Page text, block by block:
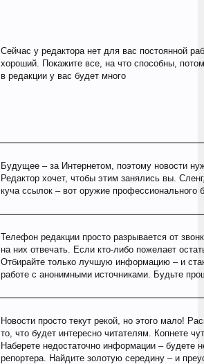
Сейчас у редактора нет для вас постоянной
хороший. Покажите все, на что способны,
в редакции у вас будет много
Будущее – за Интернетом, поэтому новости
Редактор хочет, чтобы этим занялись вы.
куча ссылок – вот оружие профессионального
Телефон редакции просто разрывается от
на них отвечать. Если кто-либо пожелает
Отбирайте только лучшую информацию – и
работе с анонимными источниками. Будьте
Новости просто текут рекой, но этого мало!
то, что будет интересно читателям. Копнете
Наберете недостаточно информации – будете
репортера. Найдите золотую середину – и